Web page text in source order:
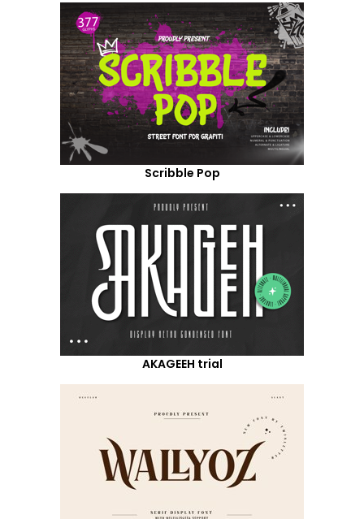
Scribble Pop
AKAGEEH trial